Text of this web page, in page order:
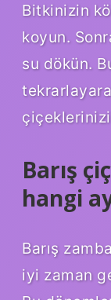
Bitkinizin
koyun.
su dökün.
Barış
hangi
Barış
iyi zaman